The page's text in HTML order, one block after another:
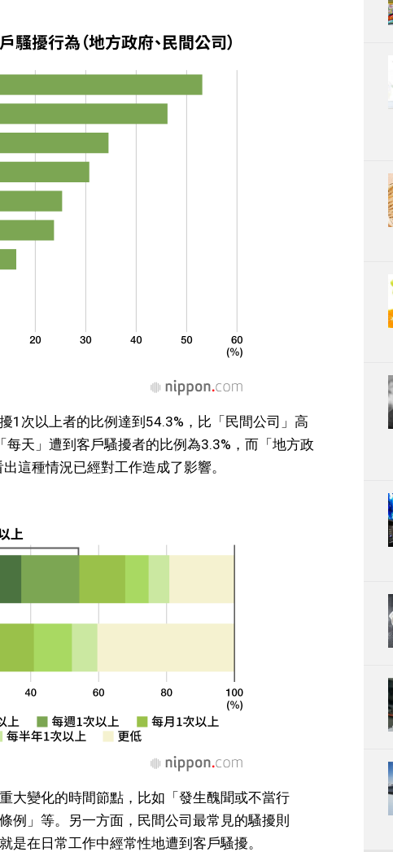
1次以上者的比例達到54.3%，比「民間公司」高
天」遭到客戶騷擾者的比例為3.3%，而「地方政
這種情況已經對工作造成了影響。
大變化的時間節點，比如「發生醜聞或不當行
例」等。另一方面，民間公司最常見的騷擾則
是在日常工作中經常性地遭到客戶騷擾。